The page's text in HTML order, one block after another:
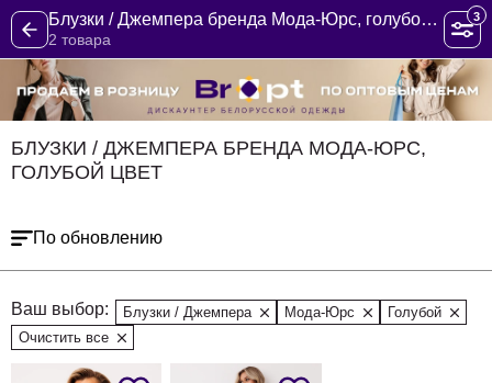
Блузки / Джемпера бренда Мода-Юрс, голубой цвет
2 товара
3
БЛУЗКИ / ДЖЕМПЕРА БРЕНДА МОДА-ЮРС,
ГОЛУБОЙ ЦВЕТ
По обновлению
Ваш выбор: Блузки / Джемпера Мода-Юрс
Голубой
Очистить все